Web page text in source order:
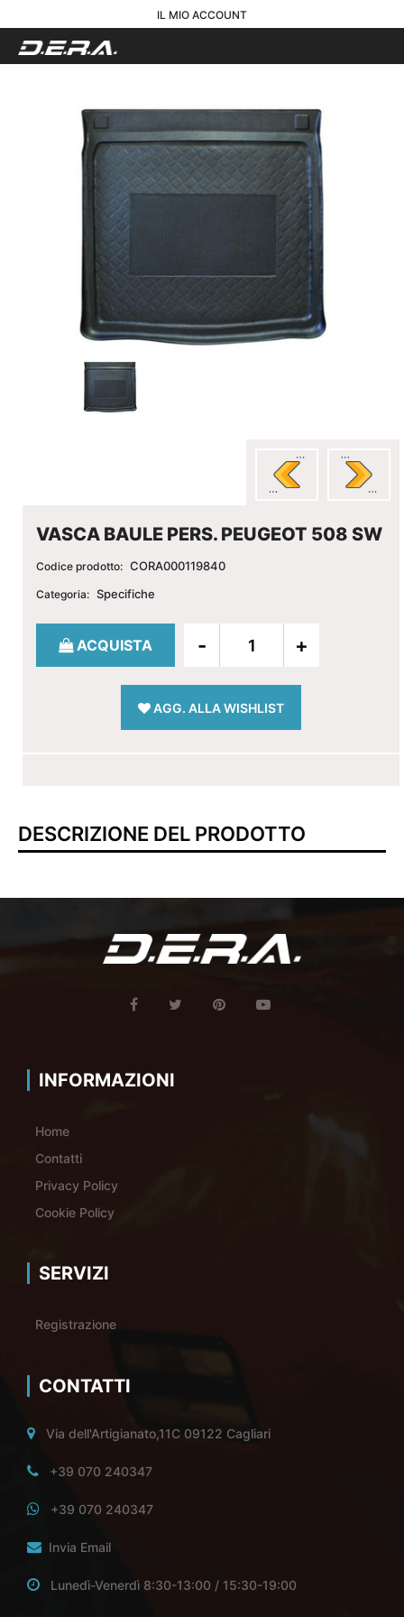
IL MIO ACCOUNT
VASCA BAULE PERS. PEUGEOT 508 SW
Codice prodotto: CORA000119840
Categoria: Specifiche
Quantità
ACQUISTA
AGG. ALLA WISHLIST
DESCRIZIONE DEL PRODOTTO
INFORMAZIONI
Home
Contatti
Privacy Policy
Cookie Policy
SERVIZI
Registrazione
CONTATTI
Via dell'Artigianato,11C 09122 Cagliari
+39 070 240347
+39 070 240347
Invia Email
Lunedì-Venerdì 8:30-13:00 / 15:30-19:00